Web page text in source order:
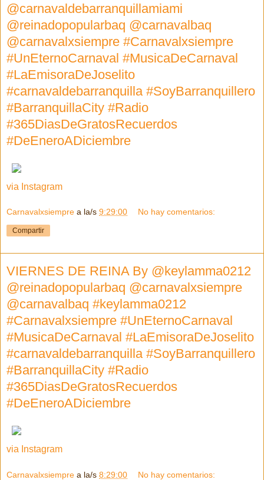
@carnavaldebarranquillamiami
@reinadopopularbaq @carnavalbaq
@carnavalxsiempre #Carnavalxsiempre
#UnEternoCarnaval #MusicaDeCarnaval
#LaEmisoraDeJoselito
#carnavaldebarranquilla #SoyBarranquillero
#BarranquillaCity #Radio
#365DiasDeGratosRecuerdos
#DeEneroADiciembre
via Instagram
Carnavalxsiempre a la/s 9:29:00 No hay comentarios:
Compartir
VIERNES DE REINA By @keylamma0212
@reinadopopularbaq @carnavalxsiempre
@carnavalbaq #keylamma0212
#Carnavalxsiempre #UnEternoCarnaval
#MusicaDeCarnaval #LaEmisoraDeJoselito
#carnavaldebarranquilla #SoyBarranquillero
#BarranquillaCity #Radio
#365DiasDeGratosRecuerdos
#DeEneroADiciembre
via Instagram
Carnavalxsiempre a la/s 8:29:00 No hay comentarios: